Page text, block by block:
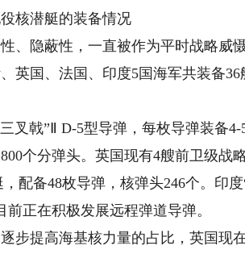
核潜艇的装备情况
隐蔽性，一直被作为平时战略威
英国、法国、印度5国海军共装备
戟”Ⅱ D-5型导弹，每枚导弹装备4-5
个分弹头。英国现有4艘前卫级战
配备48枚导弹，核弹头246个。印
正在积极发展远程弹道导弹。
提高海基核力量的占比，英国现